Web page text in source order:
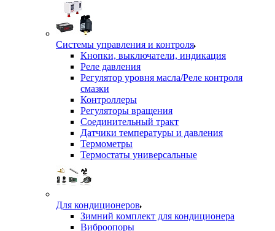
Системы управления и контроля
Кнопки, выключатели, индикация
Реле давления
Регулятор уровня масла/Реле контроля
смазки
Контроллеры
Регуляторы вращения
Соединительный тракт
Датчики температуры и давления
Термометры
Термостаты универсальные
Для кондиционеров
Зимний комплект для кондиционера
Виброопоры